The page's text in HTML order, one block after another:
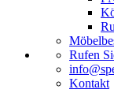
Rufen
Kontakt